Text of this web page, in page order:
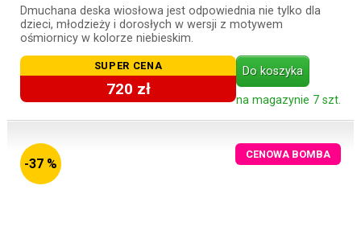
Dmuchana deska wiosłowa jest odpowiednia nie tylko dla
dzieci, młodzieży i dorosłych w wersji z motywem
ośmiornicy w kolorze niebieskim.
SUPER CENA
720 zł
Do koszyka
na magazynie 7 szt.
-37 %
CENOWA BOMBA